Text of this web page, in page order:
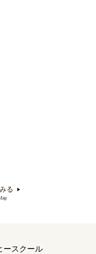
る
ースクール